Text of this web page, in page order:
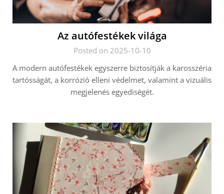
Az autófestékek világa
Posted on 2025-10-10
A modern autófestékek egyszerre biztosítják a karosszéria
tartósságát, a korrózió elleni védelmet, valamint a vizuális
megjelenés egyediségét.